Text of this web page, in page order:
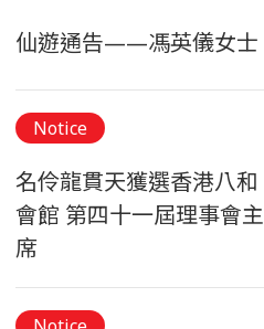
仙遊通告——馮英儀女士
Notice
名伶龍貫天獲選香港八和
會館 第四十一屆理事會主
席